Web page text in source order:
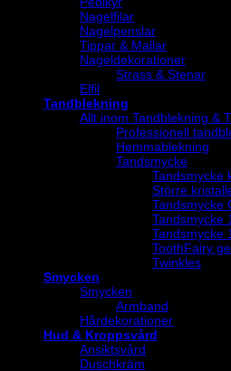
Nagelfilar
Nagelpenslar
Tippar & Mallar
Nageldekorationer
Strass & Stenar
Elfil
Tandblekning
Allt inom Tandblekning &
Professionell
Hemmablekning
Tandsmycke
Tandsmycke
Större
Tandsmycke
Tandsmycke
Tandsmycke
ToothFairy
Twinkles
Smycken
Smycken
Armband
Hårdekorationer
Hud & Kroppsvård
Ansiktsvård
Duschkräm